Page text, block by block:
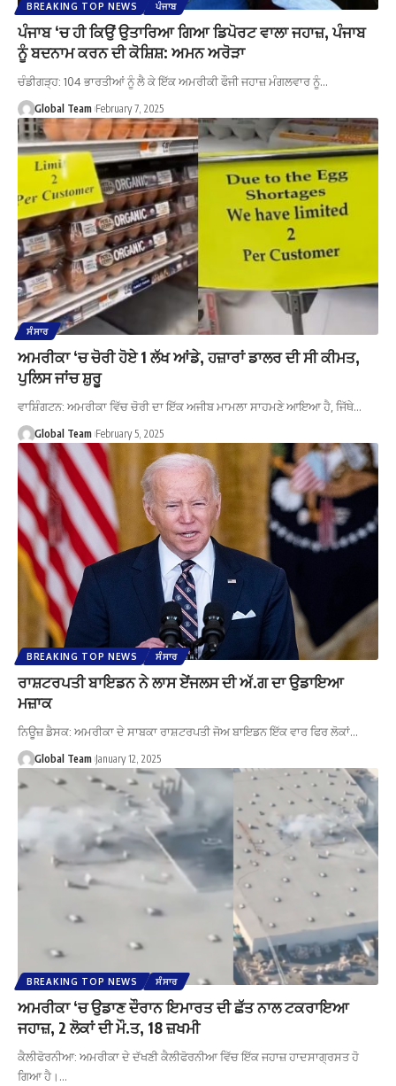
BREAKING TOP NEWS ਪੰਜਾਬ
ਪੰਜਾਬ ‘ਚ ਹੀ ਕਿਉਂ ਉਤਾਰਿਆ ਗਿਆ ਡਿਪੋਰਟ ਵਾਲਾ ਜਹਾਜ਼, ਪੰਜਾਬ
ਨੂੰ ਬਦਨਾਮ ਕਰਨ ਦੀ ਕੋਸ਼ਿਸ਼: ਅਮਨ ਅਰੋੜਾ
ਚੰਡੀਗੜ੍ਹ: 104 ਭਾਰਤੀਆਂ ਨੂੰ ਲੈ ਕੇ ਇੱਕ ਅਮਰੀਕੀ ਫੌਜੀ ਜਹਾਜ਼ ਮੰਗਲਵਾਰ ਨੂੰ…
Global Team February 7, 2025
ਸੰਸਾਰ
ਅਮਰੀਕਾ ‘ਚ ਚੋਰੀ ਹੋਏ 1 ਲੱਖ ਆਂਡੇ, ਹਜ਼ਾਰਾਂ ਡਾਲਰ ਦੀ ਸੀ ਕੀਮਤ,
ਪੁਲਿਸ ਜਾਂਚ ਸ਼ੁਰੂ
ਵਾਸ਼ਿੰਗਟਨ: ਅਮਰੀਕਾ ਵਿੱਚ ਚੋਰੀ ਦਾ ਇੱਕ ਅਜੀਬ ਮਾਮਲਾ ਸਾਹਮਣੇ ਆਇਆ ਹੈ, ਜਿੱਥੇ…
Global Team February 5, 2025
BREAKING TOP NEWS ਸੰਸਾਰ
ਰਾਸ਼ਟਰਪਤੀ ਬਾਇਡਨ ਨੇ ਲਾਸ ਏਂਜਲਸ ਦੀ ਅੱ.ਗ ਦਾ ਉਡਾਇਆ
ਮਜ਼ਾਕ
ਨਿਊਜ਼ ਡੈਸਕ: ਅਮਰੀਕਾ ਦੇ ਸਾਬਕਾ ਰਾਸ਼ਟਰਪਤੀ ਜੋਅ ਬਾਇਡਨ ਇੱਕ ਵਾਰ ਫਿਰ ਲੋਕਾਂ…
Global Team January 12, 2025
BREAKING TOP NEWS ਸੰਸਾਰ
ਅਮਰੀਕਾ ‘ਚ ਉਡਾਣ ਦੌਰਾਨ ਇਮਾਰਤ ਦੀ ਛੱਤ ਨਾਲ ਟਕਰਾਇਆ
ਜਹਾਜ਼, 2 ਲੋਕਾਂ ਦੀ ਮੌ.ਤ, 18 ਜ਼ਖਮੀ
ਕੈਲੀਫੋਰਨੀਆ: ਅਮਰੀਕਾ ਦੇ ਦੱਖਣੀ ਕੈਲੀਫੋਰਨੀਆ ਵਿੱਚ ਇੱਕ ਜਹਾਜ਼ ਹਾਦਸਾਗ੍ਰਸਤ ਹੋ
ਗਿਆ ਹੈ।…